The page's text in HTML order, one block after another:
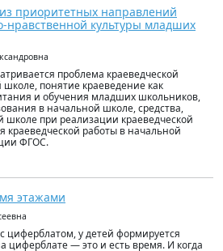
приоритетных направлений
нравственной культуры младших
проблема краеведческой
понятие краеведение как
и обучения младших школьников,
в начальной школе, средства,
школе при реализации краеведческой
краеведческой работы в начальной
ФГОС.
этажами
циферблатом, у детей формируется
циферблате — это и есть время. И когда